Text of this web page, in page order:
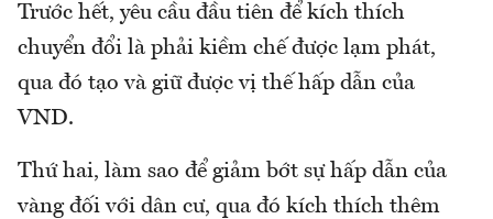
Trước hết, yêu cầu đầu tiên để kích thích
chuyển đổi là phải kiềm chế được lạm phát,
qua đó tạo và giữ được vị thế hấp dẫn của
VND.
Thứ hai, làm sao để giảm bớt sự hấp dẫn của
vàng đối với dân cư, qua đó kích thích thêm